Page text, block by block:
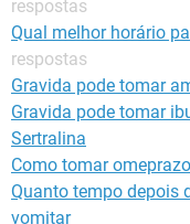
respostas
Qual melhor horário
respostas
Gravida pode tomar
Gravida pode tomar
Sertralina
Como tomar
Quanto tempo depois
vomitar